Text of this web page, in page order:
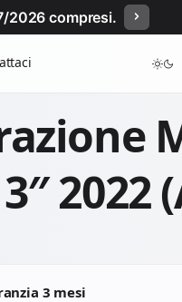
2026 compresi.
2022
3 mesi